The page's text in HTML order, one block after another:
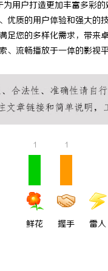
用户打造更加丰富多彩的
优质的用户体验和强大
足您的多样化需求，带来
、流畅播放于一体的影
1
鲜花
1
握手 雷人
武汉配眼镜 上海配眼镜